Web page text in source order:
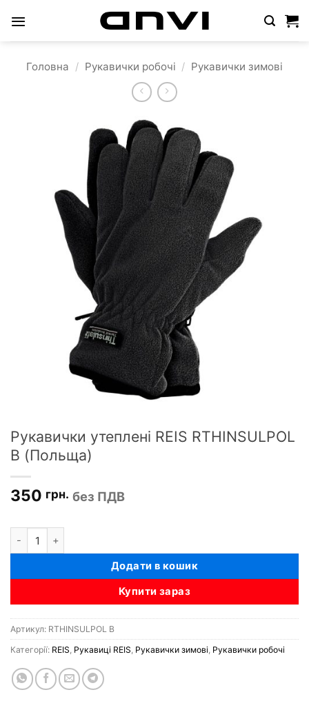
Головна / Рукавички робочі / Рукавички зимові
Рукавички утеплені REIS RTHINSULPOL
B (Польща)
350 грн. без ПДВ
Додати в кошик
Купити зараз
Артикул: RTHINSULPOL B
Категорії: REIS, Рукавиці REIS, Рукавички зимові, Рукавички робочі